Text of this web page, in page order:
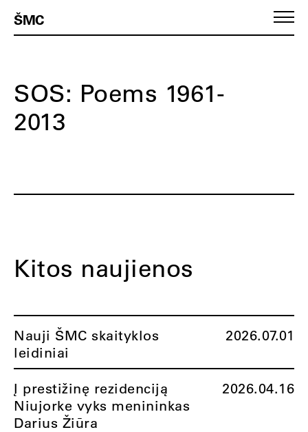
ŠMC
SOS: Poems 1961-
2013
Kitos naujienos
Nauji ŠMC skaityklos
leidiniai
2026.07.01
Į prestižinę rezidenciją
Niujorke vyks menininkas
Darius Žiūra
2026.04.16